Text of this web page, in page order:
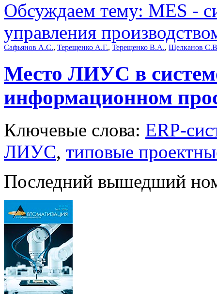
Обсуждаем тему: MES -
управления
Сафьянов А.С., Терещенко А.Г., Терещенко В.А., Щелканов
Место ЛИУС в
информационном
Ключевые слова: ERP-
ЛИУС, типовые
Последний вышедший